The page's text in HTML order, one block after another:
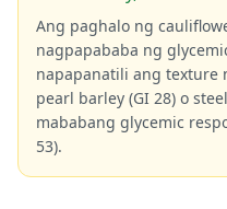
Ang paghalo ng
nagpapababa ng
napapanatili ang texture
pearl barley (GI 28) o
mababang glycemic
53).